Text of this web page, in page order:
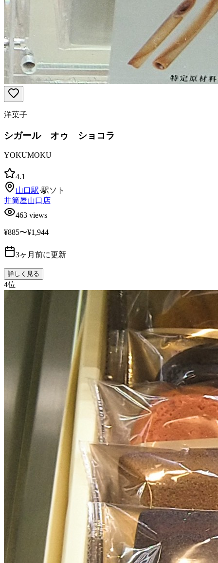
洋菓子
シガール オゥ ショコラ
YOKUMOKU
4.1
山口駅·駅ソト
井筒屋山口店
463 views
¥885〜¥1,944
3ヶ月前に更新
詳しく見る
4位